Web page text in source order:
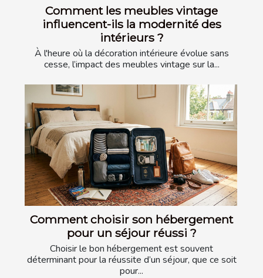
Comment les meubles vintage
influencent-ils la modernité des
intérieurs ?
À l'heure où la décoration intérieure évolue sans
cesse, l’impact des meubles vintage sur la...
Comment choisir son hébergement
pour un séjour réussi ?
Choisir le bon hébergement est souvent
déterminant pour la réussite d’un séjour, que ce soit
pour...